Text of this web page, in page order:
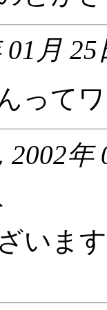
01月
って
2002年
いま